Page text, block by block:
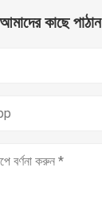
কাছে পাঠান